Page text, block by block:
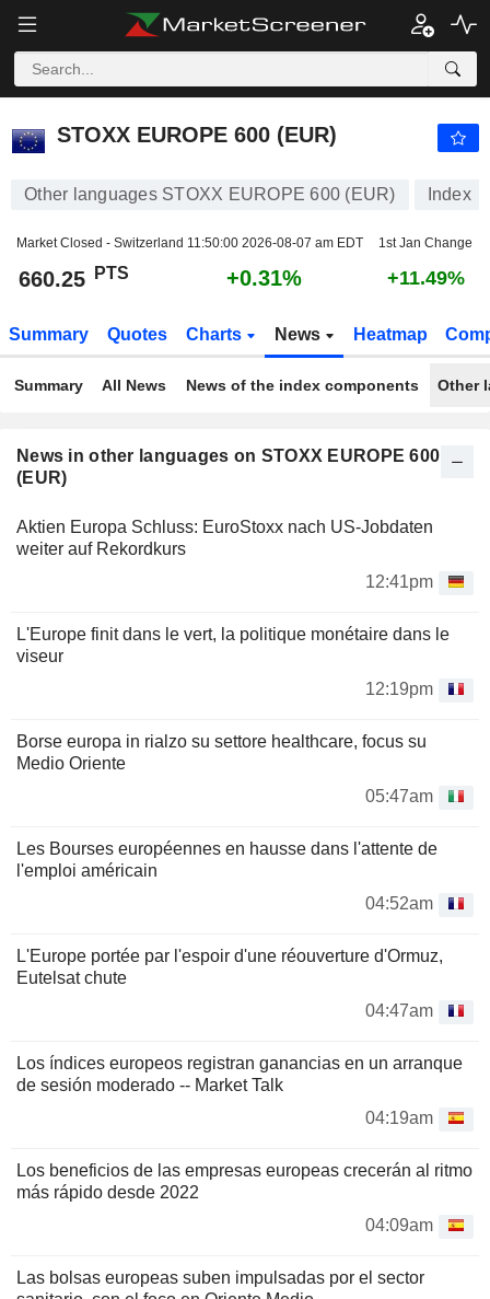
STOXX EUROPE 600 (EUR)
Other languages STOXX EUROPE 600 (EUR) Index
Market Closed - Switzerland 11:50:00 2026-08-07 am EDT 1st Jan Change
660.25 PTS +0.31% +11.49%
Summary Quotes Charts News Heatmap
Summary All News News of the index components Other
News in other languages on STOXX EUROPE 600
(EUR)
Aktien Europa Schluss: EuroStoxx nach US-Jobdaten
weiter auf Rekordkurs
12:41pm
L'Europe finit dans le vert, la politique monétaire dans le
viseur
12:19pm
Borse europa in rialzo su settore healthcare, focus su
Medio Oriente
05:47am
Les Bourses européennes en hausse dans l'attente de
l'emploi américain
04:52am
L'Europe portée par l'espoir d'une réouverture d'Ormuz,
Eutelsat chute
04:47am
Los índices europeos registran ganancias en un arranque
de sesión moderado -- Market Talk
04:19am
Los beneficios de las empresas europeas crecerán al ritmo
más rápido desde 2022
04:09am
Las bolsas europeas suben impulsadas por el sector